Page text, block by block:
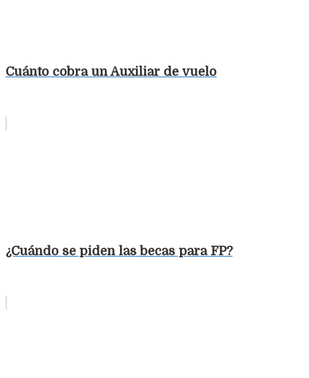
Cuánto cobra un Auxiliar de vuelo
¿Cuándo se piden las becas para FP?